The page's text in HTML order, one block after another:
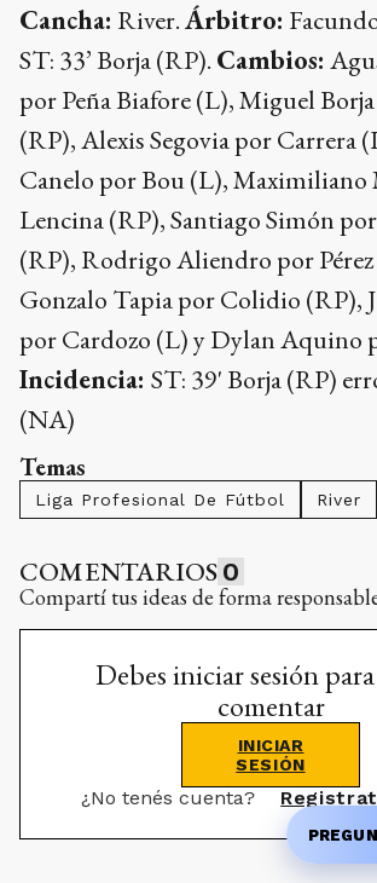
Cancha: River.Árbitro:
ST: 33’ Borja (RP). Cambios:
por Peña Biafore (L), Miguel
(RP), Alexis Segovia por Carrera
Canelo por Bou (L), Maximiliano
Lencina (RP), Santiago Simón
(RP), Rodrigo Aliendro por
Gonzalo Tapia por Colidio (RP),
por Cardozo (L) y Dylan Aquino
Incidencia: ST: 39' Borja (RP)
(NA)
Temas
Liga Profesional De Fútbol River
COMENTARIOS 0
Compartí tus ideas de forma
Debes iniciar sesión
comentar
INICIAR
SESIÓN
¿No tenés cuenta?